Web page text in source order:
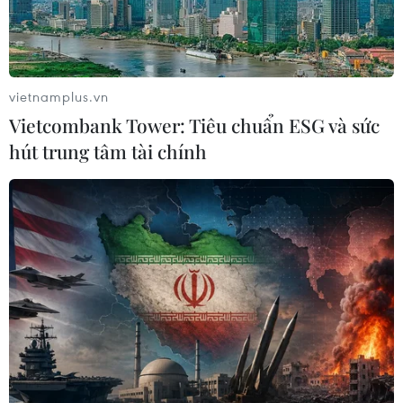
hàng hải mới qua eo biển Hormuz
04/08/2026 22:42
Xem thêm
CƠ QUAN CHỦ QUẢN: THÔNG TẤN XÃ VIỆT NAM
Tổng Biên tập: TRẦN TIẾN DUẨN
Phó Tổng Biên tập: NGUYỄN THỊ TÁM, KHÚC THANH
THỦY
vietnamplus.vn
Vietcombank Tower: Tiêu chuẩn ESG và sức
hút trung tâm tài chính